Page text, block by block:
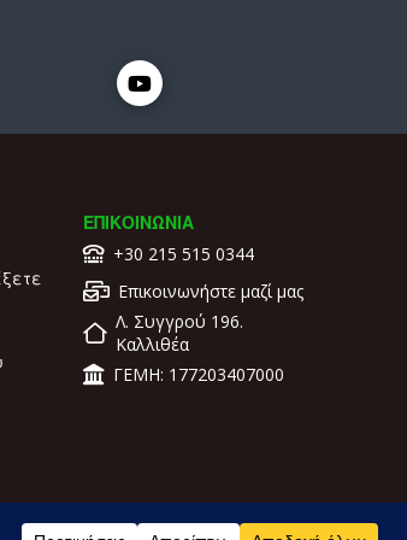
ΕΠΙΚΟΙΝΩΝΙΑ
+30 215 515 0344
Επικοινωνήστε μαζί μας
Λ. Συγγρού 196.
Καλλιθέα
ΓΕΜΗ: 177203407000